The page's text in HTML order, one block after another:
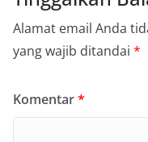
Alamat email Anda
yang wajib ditandai *
Komentar*